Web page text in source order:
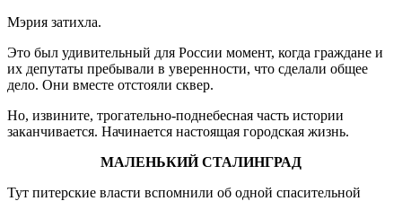
Мэрия затихла.
Это был удивительный для России момент, когда граждане и
их депутаты пребывали в уверенности, что сделали общее
дело. Они вместе отстояли сквер.
Но, извините, трогательно-поднебесная часть истории
заканчивается. Начинается настоящая городская жизнь.
МАЛЕНЬКИЙ СТАЛИНГРАД
Тут питерские власти вспомнили об одной спасительной